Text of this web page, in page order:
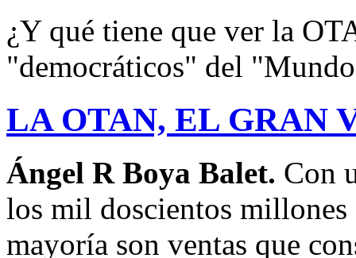
¿Y qué tiene que ver la
"democráticos" del
LA OTAN, EL GRAN
Ángel R Boya Balet. Con
los mil doscientos millones
mayoría son ventas que